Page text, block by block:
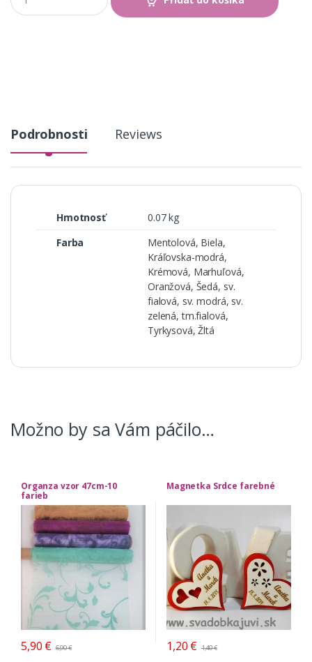
a
Podrobnosti Reviews
Hmotnosť
0.07 kg
Farba
Mentolová, Biela,
Kráľovska-modrá,
Krémová, Marhuľová,
Oranžová, Šedá, sv.
fialová, sv. modrá, sv.
zelená,tm.fialová,
Tyrkysová,Žltá
Možno by sa Vám páčilo…
Organza vzor 47cm-10
farieb
5,90 € 6,90€
Magnetka Srdce farebné
1,20 € 1,40€